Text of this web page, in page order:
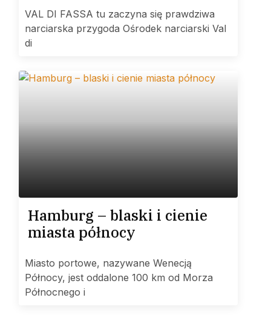
VAL DI FASSA tu zaczyna się prawdziwa
narciarska przygoda Ośrodek narciarski Val
di
Hamburg – blaski i cienie
miasta północy
Miasto portowe, nazywane Wenecją
Północy, jest oddalone 100 km od Morza
Północnego i